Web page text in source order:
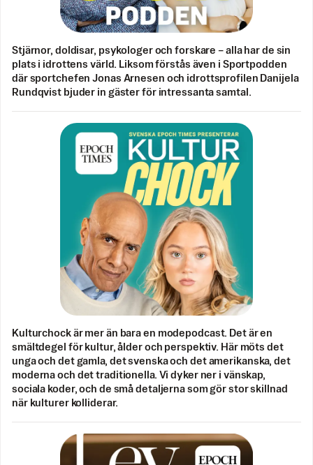
Stjärnor, doldisar, psykologer och forskare – alla har de sin
plats i idrottens värld. Liksom förstås även i Sportpodden
där sportchefen Jonas Arnesen och idrottsprofilen Danijela
Rundqvist bjuder in gäster för intressanta samtal.
Kulturchock är mer än bara en modepodcast. Det är en
smältdegel för kultur, ålder och perspektiv. Här möts det
unga och det gamla, det svenska och det amerikanska, det
moderna och det traditionella. Vi dyker ner i vänskap,
sociala koder, och de små detaljerna som gör stor skillnad
när kulturer kolliderar.